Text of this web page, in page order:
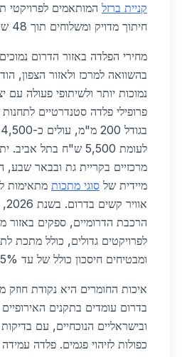
קניית ברזל המותאמים לפרויקטי
חיתוך מדויק ומשלוחים תוך 48 שעות.
בהשוואה למרכז ולאזור הצפון,
נמוכות יותר ולשיתופי פעולה עם
לעומת 5,500 ש"ח בתל
מרכזיים בקריית גת ובבאר
מיידית של סוגי מתכות מתאימות
הרכבת הדרומיים, ספקים באזור
לפרויקטים גדולים, כולל מתכת
ומבטיחים חיסכון כולל של עד 25% בעלויות הפרויקט.
איכות החומרים היא נקודת חוזק
ובישראליים הנוכחיים, עם
כפולות לזיהוי פגמים. פלדה עמידה